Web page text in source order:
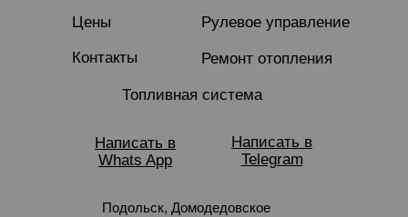
Контакты
Цены
Подольск, Домодедовское
Топливная система
Ремонт отопления
Рулевое управление
Написать в
Whats App
Написать в
Telegram